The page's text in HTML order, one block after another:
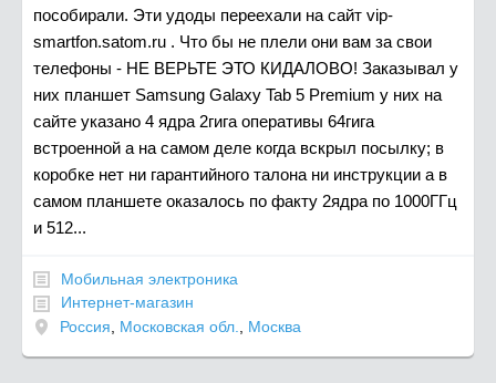
пособирали. Эти удоды переехали на сайт vip-
smartfon.satom.ru . Что бы не плели они вам за свои
телефоны - НЕ ВЕРЬТЕ ЭТО КИДАЛОВО! Заказывал у
них планшет Samsung Galaxy Tab 5 Premium у них на
сайте указано 4 ядра 2гига оперативы 64гига
встроенной а на самом деле когда вскрыл посылку; в
коробке нет ни гарантийного талона ни инструкции а в
самом планшете оказалось по факту 2ядра по 1000ГГц
и 512...
Мобильная электроника
Интернет-магазин
Россия
Московская обл. Москва